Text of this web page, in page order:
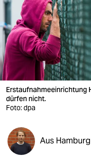
nord
wahrheit
verlag
verlag
veranstaltungen
shop
fragen & hilfe
Erstaufnahmeeinrichtung
dürfen nicht.
Foto: dpa
Aus Hamburg